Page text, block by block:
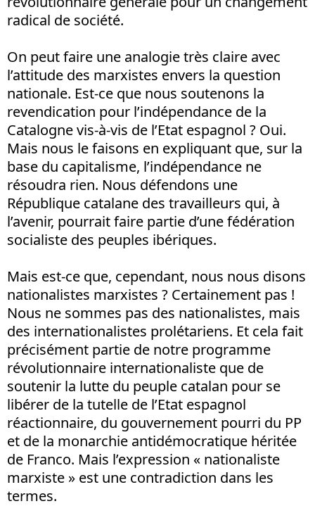
radical de société.
On peut faire une analogie très claire avec
l’attitude des marxistes envers la question
nationale. Est-ce que nous soutenons la
revendication pour l’indépendance de la
Catalogne vis-à-vis de l’Etat espagnol ? Oui.
Mais nous le faisons en expliquant que, sur la
base du capitalisme, l’indépendance ne
résoudra rien. Nous défendons une
République catalane des travailleurs qui, à
l’avenir, pourrait faire partie d’une fédération
socialiste des peuples ibériques.
Mais est-ce que, cependant, nous nous disons
nationalistes marxistes ? Certainement pas !
Nous ne sommes pas des nationalistes, mais
des internationalistes prolétariens. Et cela fait
précisément partie de notre programme
révolutionnaire internationaliste que de
soutenir la lutte du peuple catalan pour se
libérer de la tutelle de l’Etat espagnol
réactionnaire, du gouvernement pourri du PP
et de la monarchie antidémocratique héritée
de Franco. Mais l’expression « nationaliste
marxiste » est une contradiction dans les
termes.